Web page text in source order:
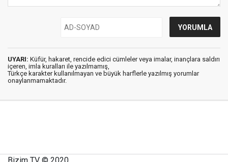
UYARI: Küfür, hakaret, rencide edici cümleler veya imalar, inançlara saldırı
içeren, imla kuralları ile yazılmamış,
Türkçe karakter kullanılmayan ve büyük harflerle yazılmış yorumlar
onaylanmamaktadır.